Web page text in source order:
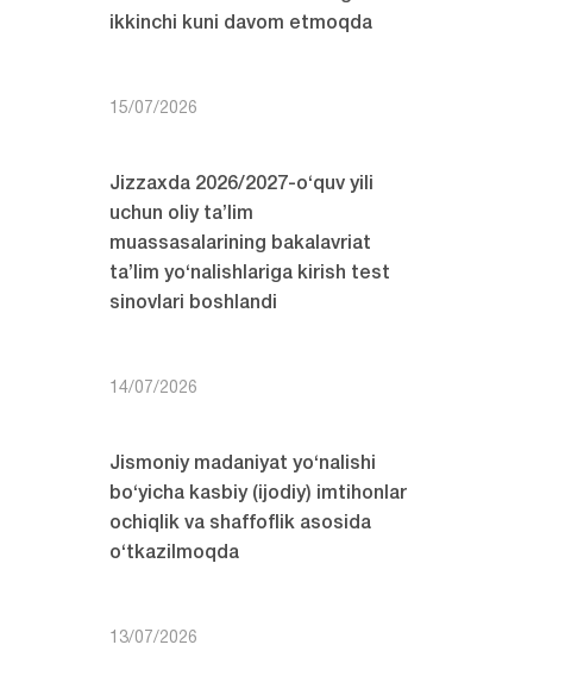
ikkinchi kuni davom etmoqda
15/07/2026
Jizzaxda 2026/2027-o‘quv yili
uchun oliy ta’lim
muassasalarining bakalavriat
ta’lim yo‘nalishlariga kirish test
sinovlari boshlandi
14/07/2026
Jismoniy madaniyat yo‘nalishi
bo‘yicha kasbiy (ijodiy) imtihonlar
ochiqlik va shaffoflik asosida
o‘tkazilmoqda
13/07/2026